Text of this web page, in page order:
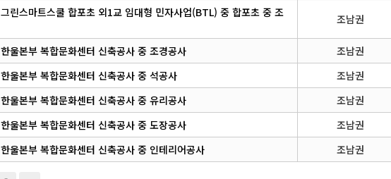
그린스마트스쿨 합포초 외1교 임대형 민자사업(BTL) 중 합포초 중 조
조남권
한울본부 복합문화센터 신축공사 중 조경공사 조남권
한울본부 복합문화센터 신축공사 중 석공사 조남권
한울본부 복합문화센터 신축공사 중 유리공사 조남권
한울본부 복합문화센터 신축공사 중 도장공사 조남권
한울본부 복합문화센터 신축공사 중 인테리어공사 조남권